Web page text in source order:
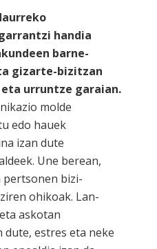
handia
barne-
gizarte-bizitzan
urruntze garaian.
molde
edo hauek
izan dute
Une berean,
bizi-
ohikoak. Lan-
askotan
dute, estres eta neke